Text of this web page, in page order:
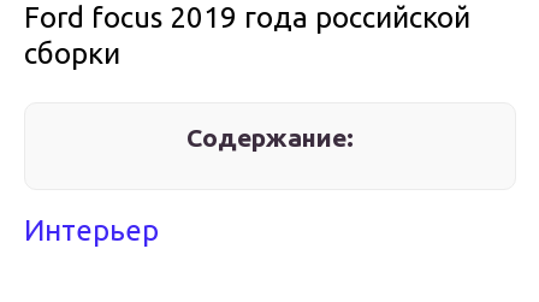
Ford focus 2019 года российской
сборки
Содержание:
Интерьер